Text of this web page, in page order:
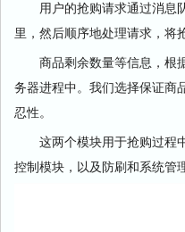
用户的抢购请求通过消息
里，然后顺序地处理请求，将
商品剩余数量等信息，根
务器进程中。我们选择保证商
忍性。
这两个模块用于抢购过程
控制模块，以及防刷和系统管